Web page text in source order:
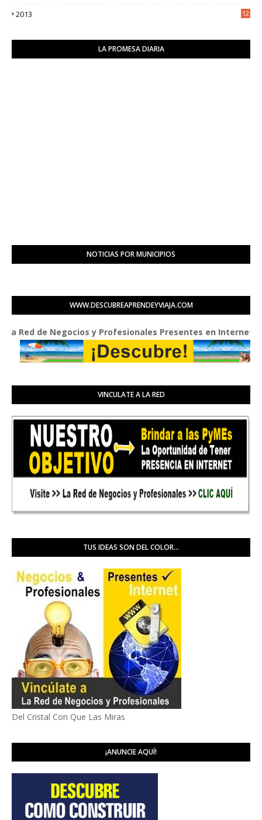
2013
12
LA PROMESA DIARIA
NOTICIAS POR MUNICIPIOS
WWW.DESCUBREAPRENDEYVIAJA.COM
de Negocios y Profesionales Presentes en Internet
VINCULATE A LA RED
TUS IDEAS SON DEL COLOR...
Del Cristal Con Que Las Miras
¡ANUNCIE AQUÍ!